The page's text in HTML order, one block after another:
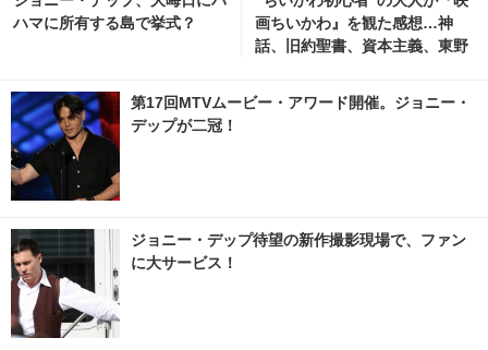
ハマに所有する島で挙式？
画ちいかわ』を観た感想…神
話、旧約聖書、資本主義、東野
バレあり】
第17回MTVムービー・アワード開催。ジョニー・
デップが二冠！
ジョニー・デップ待望の新作撮影現場で、ファン
に大サービス！